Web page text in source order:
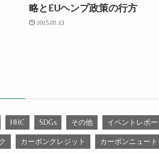
略とEUヘンプ政策の行方
2025.07.13
HHC SDGs その他 イベントレポ
カーボンクレジット カーボンニュー